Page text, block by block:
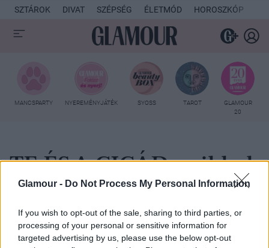
Glamour - Do Not Process My Personal Information
If you wish to opt-out of the sale, sharing to third parties, or
processing of your personal or sensitive information for
targeted advertising by us, please use the below opt-out
SZTÁROK DIVAT SZÉPSÉG ÉLETMÓD HOROSZKÓP
MANCSPARTY NYEREMÉNYJÁTÉK SYOSS TAROT
GLAMOUR
20
TE ÉS A CICÁD - cikkek